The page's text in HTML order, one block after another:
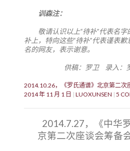
训森注：
敬请认识以上“待补”代表名
补上，特向这些“待补”代表谨表
名的网友，表示谢意。
供稿：罗卫 录入：
2014.10.26，《罗氏通谱》北京第二次
2014 年 11 月 1 日
LUOXUNSEN 5
2014.7.27，《中华
京第二次座谈会筹备